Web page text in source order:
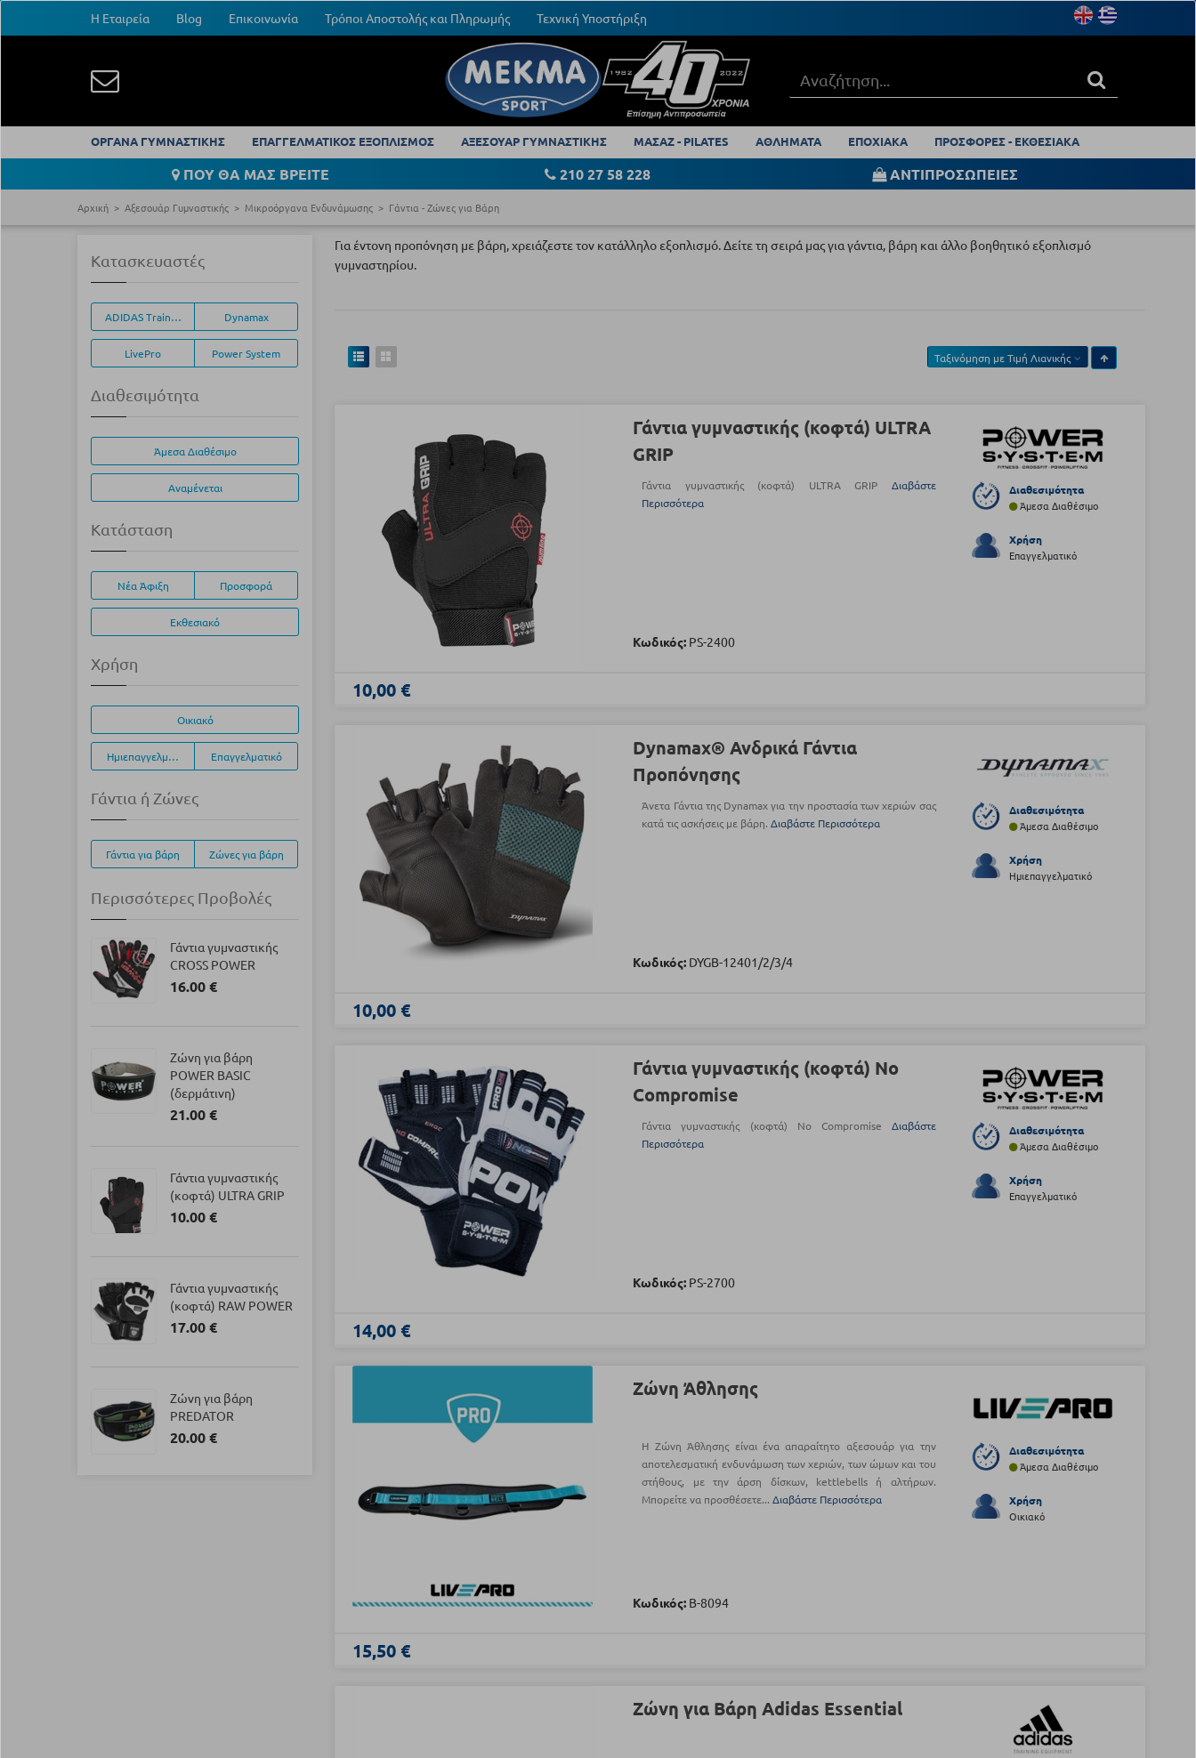
Η Εταιρεία Blog Επικοινωνία Τρόποι Αποστολής και Πληρωμής Τεχνική Υποστήριξη
ΟΡΓΑΝΑ ΓΥΜΝΑΣΤΙΚΗΣ ΕΠΑΓΓΕΛΜΑΤΙΚΟΣ ΕΞΟΠΛΙΣΜΟΣ ΑΞΕΣΟΥΑΡ ΓΥΜΝΑΣΤΙΚΗΣ ΜΑΣΑΖ - PILATES ΑΘΛΗΜΑΤΑ ΕΠΟΧΙΑΚΑ ΠΡΟΣΦΟΡΕΣ - ΕΚΘΕΣΙΑΚΑ
ΠΟΥ ΘΑ ΜΑΣ ΒΡΕΙΤΕ 210 27 58 228 ΑΝΤΙΠΡΟΣΩΠΕΙΕΣ
Αρχική Αξεσουάρ Γυμναστικής Μικροόργανα Ενδυνάμωσης Γάντια - Ζώνες για Βάρη
Για έντονη προπόνηση με βάρη, χρειάζεστε τον κατάλληλο εξοπλισμό. Δείτε τη σειρά μας για γάντια, βάρη και άλλο βοηθητικό εξοπλισμό
γυμναστηρίου.
Ταξινόμηση μεΤιμή Λιανικής
Γάντια γυμναστικής (κοφτά) ULTRA
GRIP
Γάντια γυμναστικής (κοφτά) ULTRA GRIP Διαβάστε
Περισσότερα
Κωδικός: PS-2400
Διαθεσιμότητα
Άμεσα Διαθέσιμο
Χρήση
Επαγγελματικό
10,00 €
Dynamax® Ανδρικά Γάντια
Προπόνησης
Άνετα Γάντια της Dynamax για την προστασία των χεριών σας
κατά τις ασκήσεις με βάρη.Διαβάστε Περισσότερα
Κωδικός: DYGB-12401/2/3/4
Διαθεσιμότητα
Άμεσα Διαθέσιμο
Χρήση
Ημιεπαγγελματικό
10,00 €
Γάντια γυμναστικής (κοφτά) No
Compromise
Γάντια γυμναστικής (κοφτά) No Compromise Διαβάστε
Περισσότερα
Κωδικός: PS-2700
Διαθεσιμότητα
Άμεσα Διαθέσιμο
Χρήση
Επαγγελματικό
14,00 €
Ζώνη Άθλησης
Η Ζώνη Άθλησης είναι ένα απαραίτητο αξεσουάρ για την
αποτελεσματική ενδυνάμωση των χεριών, των ώμων και του
στήθους, με την άρση δίσκων, kettlebells ή αλτήρων.
Μπορείτε να προσθέσετε...Διαβάστε Περισσότερα
Κωδικός: Β-8094
Διαθεσιμότητα
Άμεσα Διαθέσιμο
Χρήση
Οικιακό
15,50 €
Ζώνη για Βάρη Adidas Essential
Κατασκευαστές
ADIDAS Training EquipmentDynamax
LivePro Power System
Διαθεσιμότητα
Άμεσα Διαθέσιμο
Αναμένεται
Κατάσταση
Νέα Άφιξη Προσφορά
Εκθεσιακό
Χρήση
Οικιακό
Ημιεπαγγελματικό Επαγγελματικό
Γάντια ή Ζώνες
Γάντια για βάρη Ζώνες για βάρη
Περισσότερες Προβολές
Γάντια γυμναστικής
CROSS POWER
16.00 €
Ζώνη για βάρη
POWER BASIC
(δερμάτινη)
21.00 €
Γάντια γυμναστικής
(κοφτά) ULTRA GRIP
10.00 €
Γάντια γυμναστικής
(κοφτά) RAW POWER
17.00 €
Ζώνη για βάρη
PREDATOR
20.00 €